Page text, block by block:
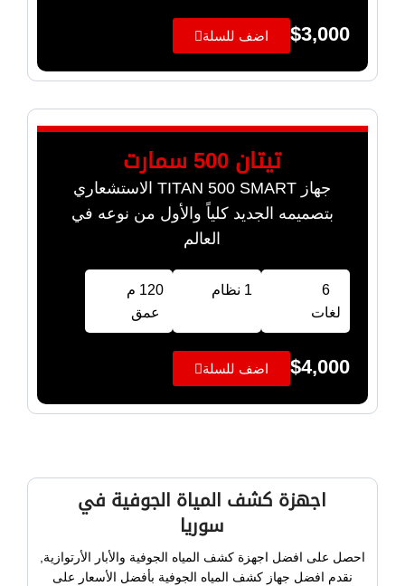
$3,000 اضف للسلة
تيتان 500 سمارت
جهاز TITAN 500 SMART الاستشعاري
بتصميمه الجديد كلياً والأول من نوعه في
العالم
6
لغات
1 نظام
120 م
عمق
$4,000 اضف للسلة
اجهزة كشف المياة الجوفية في
سوريا
احصل على افضل اجهزة كشف المياه الجوفية والأبار الأرتوازية,
نقدم افضل جهاز كشف المياه الجوفية بأفضل الأسعار على